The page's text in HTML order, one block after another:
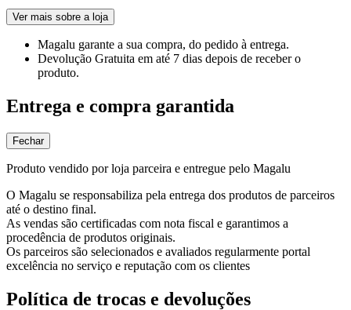
Ver mais sobre a loja
Magalu garante a sua compra, do pedido à entrega.
Devolução Gratuita em até 7 dias depois de receber o
produto.
Entrega e compra garantida
Fechar
Produto vendido por loja parceira e entregue pelo Magalu
O Magalu se responsabiliza pela entrega dos produtos de parceiros
até o destino final.
As vendas são certificadas com nota fiscal e garantimos a
procedência de produtos originais.
Os parceiros são selecionados e avaliados regularmente portal
excelência no serviço e reputação com os clientes
Política de trocas e devoluções